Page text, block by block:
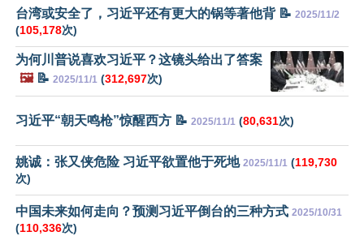
台湾或安全了，习近平还有更大的锅等著他背 📝 2025/11/2
(105,178次)
为何川普说喜欢习近平？这镜头给出了答案
🖼️📝 2025/11/1 (312,697次)
习近平“朝天鸣枪”惊醒西方 📝 2025/11/1 (80,631次)
姚诚：张又侠危险 习近平欲置他于死地 2025/11/1 (119,730
次)
中国未来如何走向？预测习近平倒台的三种方式 2025/10/31
(110,336次)